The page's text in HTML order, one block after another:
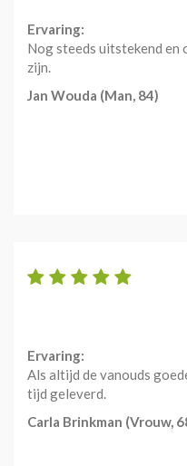
Ervaring:
Nog steeds uitstekend en
zijn.
Jan Wouda (Man, 84)
Ervaring:
Als altijd de vanouds
tijd geleverd.
Carla Brinkman (Vrouw,